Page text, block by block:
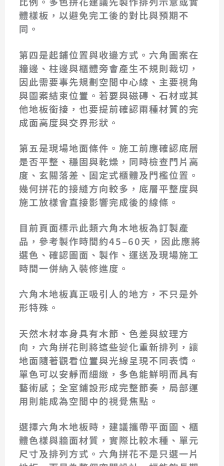
體樣板，以避免完工後的對比與預期不
同。
第四是起鋪位置與收邊方式 。六角圖案在
牆邊、柱邊與櫃體旁會產生不規則裁切，
因此需要事先規劃空間中心線、主要視角
與圖案結束位置。若要與磁磚、石材或其
他地板銜接，也要提前確認兩種材質的完
成面高度與交界形狀。
第五是現場地面條件 。施工前應確認底層
是否平整、穩固與乾燥，同時檢查門片高
度、玄關落差、固定式櫃體及門檻位置。
幾何拼花的接縫方向較多，底層平整度與
施工放樣會直接影響完成後的線條。
目前頁面標示此類六角木地板為訂製產
品，參考製作時間約45–60天，因此應將
選色、確認圖面、製作、運送及現場施工
時間一併納入裝修進度。
六角木地板真正吸引人的地方，不只是外
形特殊。
天然木材本身具有木節、色差與紋理方
向，六角拼花則將這些變化重新排列，讓
地面隨著觀看位置與光線呈現不同表情。
單色可以安靜而細緻，多色能鮮明而具有
藝術感；全室鋪設形成完整節奏，局部運
用則能成為空間中的視覺焦點。
選擇六角木地板時，建議攜帶平面圖、櫃
體色樣與牆面材質，實際比較木種、單元
尺寸及排列方式。六角拼花不是只選一片